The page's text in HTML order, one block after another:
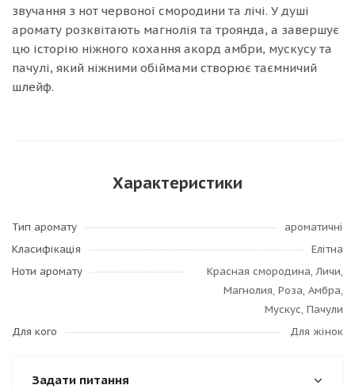
звучання з нот червоної смородини та лічі. У душі
аромату розквітають магнолія та троянда, а завершує
цю історію ніжного кохання акорд амбри, мускусу та
пачулі, який ніжними обіймами створює таємничий
шлейф.
Характеристики
Тип аромату
ароматичні
Класифікація
Елітна
Ноти аромату
Красная смородина, Личи,
Магнолия, Роза, Амбра,
Мускус, Пачули
Для кого
Для жінок
Задати питання